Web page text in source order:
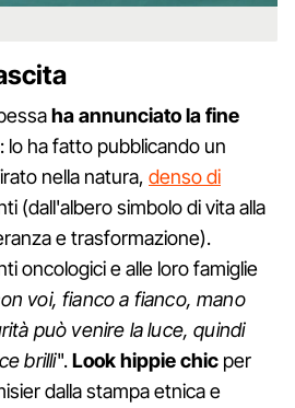
ha annunciato la fine
: lo ha fatto pubblicando un
nella natura, denso di
(dall'albero simbolo di vita alla
e trasformazione).
oncologici e alle loro famiglie
voi, fianco a fianco, mano
può venire la luce, quindi
brilli".Look hippie chicper
dalla stampa etnica e